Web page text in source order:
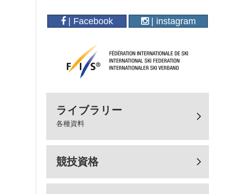
| Facebook | instagram
ライブラリー
各種資料
競技資格